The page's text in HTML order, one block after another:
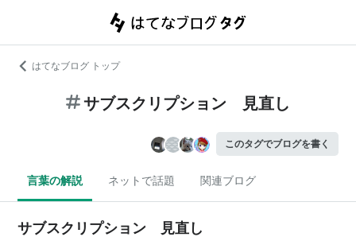
はてなブログ トップ
サブスクリプション 見直し
このタグでブログを書く
言葉の解説 ネットで話題 関連ブログ
サブスクリプション 見直し